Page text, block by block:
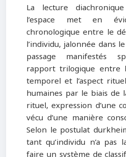
La lecture
l’espace met en
chronologique entre le
l’individu, jalonnée dans
passage manifestés
rapport trilogique entre
temporel et l’aspect
humaines par le biais de
rituel, expression d’une
vécu d’une manière
Selon le postulat
tant qu’individu n’a pas